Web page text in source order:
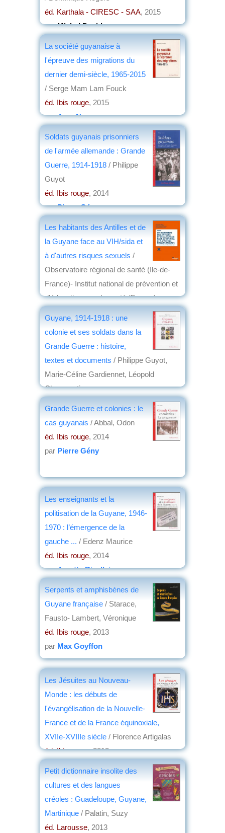
éd. Karthala - CIRESC - SAA, 2015
parMichel David
La société guyanaise à
l'épreuve des migrations du
dernier demi-siècle, 1965-2015
/ Serge Mam Lam Fouck
éd. Ibis rouge, 2015
parJean Nemo
Soldats guyanais prisonniers
de l'armée allemande : Grande
Guerre, 1914-1918 / Philippe
Guyot
éd. Ibis rouge, 2014
parPierre Gény
Les habitants des Antilles et de
la Guyane face au VIH/sida et
à d'autres risques sexuels /
Observatoire régional de santé (Ile-de-
France)- Institut national de prévention et
d'éducation pour la santé (France)
, 2014
Guyane, 1914-1918 : une
colonie et ses soldats dans la
Grande Guerre : histoire,
textes et documents / Philippe Guyot,
Marie-Céline Gardiennet, Léopold
Champesting
Grande Guerre et colonies : le
cas guyanais / Abbal, Odon
éd. Ibis rouge, 2014
par Pierre Gény
Les enseignants et la
politisation de la Guyane, 1946-
1970 : l’émergence de la
gauche ... / Edenz Maurice
éd. Ibis rouge, 2014
parJosette Rivallain
Serpents et amphisbènes de
Guyane française / Starace,
Fausto- Lambert, Véronique
éd. Ibis rouge, 2013
par Max Goyffon
Les Jésuites au Nouveau-
Monde : les débuts de
l'évangélisation de la Nouvelle-
France et de la France équinoxiale,
XVIIe-XVIIIe siècle / Florence Artigalas
éd. Ibis rouge, 2013
Petit dictionnaire insolite des
cultures et des langues
créoles : Guadeloupe, Guyane,
Martinique / Palatin, Suzy
éd. Larousse, 2013